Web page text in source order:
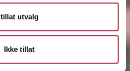
tillat utvalg
Ikke tillat